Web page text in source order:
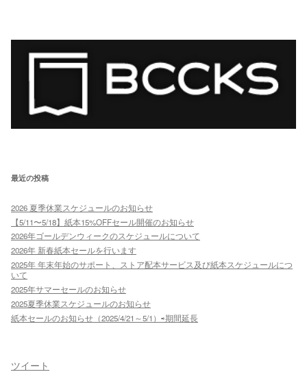
最近の投稿
2026 夏季休業スケジュールのお知らせ
【5/11〜5/18】紙本15%OFFセール開催のお知らせ
2026年ゴールデンウィークのスケジュールについて
2026年 新春紙本セールを行います
2025年 年末年始のサポート、ストア配本サービス及び紙本スケジュールにつ
いて
2025年サマーセールのお知らせ
2025夏季休業スケジュールのお知らせ
紙本セールのお知らせ（2025/4/21～5/1）⇨期間延長
ツイート